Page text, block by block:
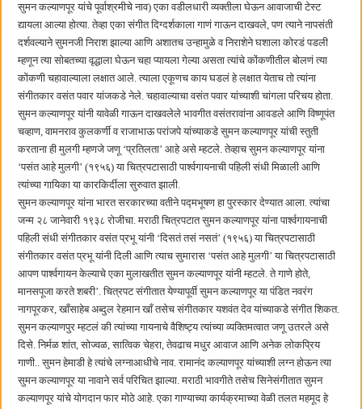
सुमन कल्याणपूर यांचे पूर्वाश्रमीचे नाव) एका वडीलधारी व्यक्तीला घेऊन आवाजाची टेस्ट
द्यायला आल्या होत्या. तेव्हा एका संगीत दिग्दर्शकाला गाणं गाऊन दाखवले, पण त्याने नापसंती
दर्शवल्याने सुमनजी निराश झाल्या आणि अशातच उन्हामुळे व निराशेने घशाला कोरडं पडली
म्हणून त्या सोबतच्या वृद्धाला घेऊन चहा प्यायला गेल्या असता त्यांचे कोंकणीतील बोलणं त्या
कोंकणी चहावाल्याला लक्षात आले. त्याला एकूणच काय घडलं हे लक्षात येताच तो त्यांना
संगीतकार वसंत पवार यांजकडे नेले. चहावाल्याचा वसंत पवार यांच्याशी चांगला परिचय होता.
सुमन कल्याणपूर यांनी यावेळी गाऊन दाखवलेले भावगीत वसंतरावांना आवडले आणि विष्णूपंत
चव्हाण, वामनराव कुलकर्णी व राजाभाऊ परांजपे यांच्याकडे सुमन कल्याणपूर यांची स्तुती
करताना ही मुलगी म्हणजे जणू ‘प्रतिलता’ आहे असे म्हटले. तेव्हाच सुमन कल्याणपूर यांना
‘पसंत आहे मुलगी’ (१९५६) या चित्रपटासाठी पार्श्वगायनाची पहिली संधी मिळाली आणि
त्यांच्या गायिका या कारकिर्दीला सुरुवात झाली.
सुमन कल्याणपूर यांना भारत सरकारच्या वतीने पद्मभूषण हा पुरस्कार देण्यात आला. त्यांचा
जन्म २८ जानेवारी १९३८ रोजीचा. मराठी चित्रपटात सुमन कल्याणपूर यांना पार्श्वगायनाची
पहिली संधी संगीतकार वसंत प्रभू यांनी ‘दिसतं तसं नसतं’ (१९५६) या चित्रपटासाठी
संगीतकार वसंत प्रभू यांनी दिली आणि त्याच सुमारास ‘पसंत आहे मुलगी’ या चित्रपटासाठी
आपण पार्श्वगायन केल्याचे एका मुलाखतीत सुमन कल्याणपूर यांनी म्हटले. ते गाणे होते,
मानसपूजा करते शबरी’. चित्रपट संगीतात येण्यापूर्वी सुमन कल्याणपूर या पंडित नवरंग
नागपूरकर, खाँसाहेब अब्दुल रेहमान खाँ तसेच संगीतकार यशवंत देव यांच्याकडे संगीत शिकत.
सुमन कल्याणपुर म्हटलं की त्यांच्या गायनाचे वैशिष्ट्य त्यांच्या व्यक्तिमत्वात जणू उतरले असे
दिसे. निर्मळ शांत, सोज्वळ, सात्विक चेहरा, तेवढाच मधुर आवाज आणि अनेक लोकप्रिय
गाणी.. सुमन हेमाडी हे त्यांचे लग्नाआधीचे नाव. रामानंद कल्याणपूर यांच्याशी लग्न होऊन त्या
सुमन कल्याणपूर या नावाने सर्व परिचित झाल्या. मराठी भावगीते तसेच सिनेसंगीतात सुमन
कल्याणपूर यांचे योगदान फार मोठे आहे. एका गाण्याच्या कार्यक्रमाच्या वेळी तलत महमूद हे